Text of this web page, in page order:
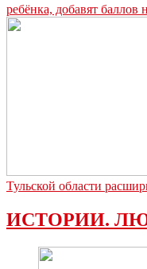
ребёнка, добавят баллов
Тульской области
ИСТОРИИ.